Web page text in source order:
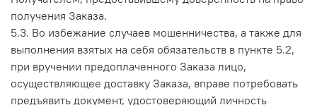
получения Заказа.
5.3. Во избежание случаев мошенничества, а также для
выполнения взятых на себя обязательств в пункте 5.2,
при вручении предоплаченного Заказа лицо,
осуществляющее доставку Заказа, вправе потребовать
предъявить документ, удостоверяющий личность